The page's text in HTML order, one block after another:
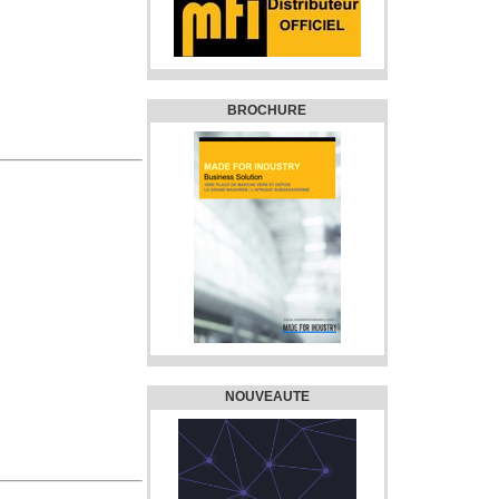
BROCHURE
NOUVEAUTE